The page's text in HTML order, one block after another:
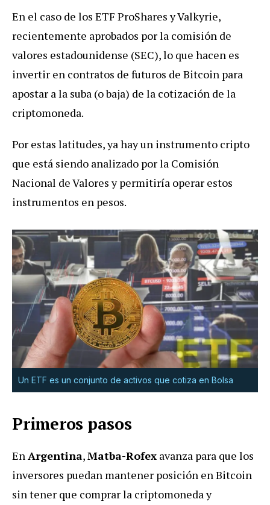
En el caso de los ETF ProShares y Valkyrie,
recientemente aprobados por la comisión de
valores estadounidense (SEC), lo que hacen es
invertir en contratos de futuros de Bitcoin para
apostar a la suba (o baja) de la cotización de la
criptomoneda.
Por estas latitudes, ya hay un instrumento cripto
que está siendo analizado por la Comisión
Nacional de Valores y permitiría operar estos
instrumentos en pesos.
Un ETF es un conjunto de activos que cotiza en Bolsa
Primeros pasos
En Argentina,Matba-Rofex avanza para que los
inversores puedan mantener posición en Bitcoin
sin tener que comprar la criptomoneda y